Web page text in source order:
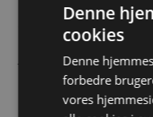
sider og bund fungerer
Pallekar og plastkar er
transportløsninger i
miljøer. De bruges til at
eller skrot effektivt og
Denne
cookies
Denne
forbedre
vores